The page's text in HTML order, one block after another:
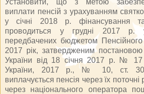
виплати пенсій з урахуванням
у січні 2018 р. фінансування
проводиться у грудні 2017 р.
передбачених бюджетом
2017 рік, затвердженим постановою
України від 18 січня 2017 р. № 17
України, 2017 р., № 10, ст.
виплачується пенсія через їх
через національного оператора